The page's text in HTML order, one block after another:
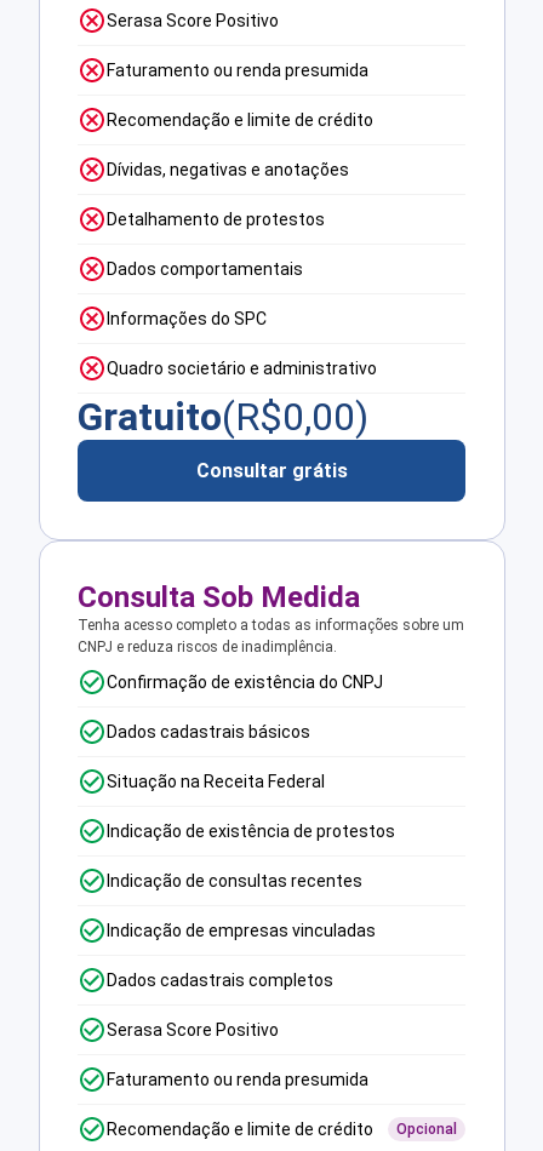
Serasa Score Positivo
Faturamento ou renda presumida
Recomendação e limite de crédito
Dívidas, negativas e anotações
Detalhamento de protestos
Dados comportamentais
Informações do SPC
Quadro societário e administrativo
Gratuito(R$0,00)
Consultar grátis
Consulta Sob Medida
Tenha acesso completo a todas as informações sobre um
CNPJ e reduza riscos de inadimplência.
Confirmação de existência do CNPJ
Dados cadastrais básicos
Situação na Receita Federal
Indicação de existência de protestos
Indicação de consultas recentes
Indicação de empresas vinculadas
Dados cadastrais completos
Serasa Score Positivo
Faturamento ou renda presumida
Recomendação e limite de crédito Opcional